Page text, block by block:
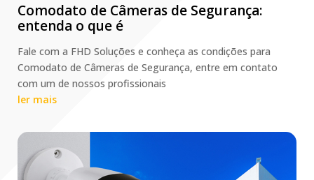
Comodato de Câmeras de Segurança:
entenda o que é
Fale com a FHD Soluções e conheça as condições para
Comodato de Câmeras de Segurança, entre em contato
com um de nossos profissionais
ler mais